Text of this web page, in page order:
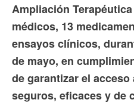
Ampliación
médicos, 13
ensayos clínicos,
de mayo, en
de garantizar el
seguros, eficaces y de